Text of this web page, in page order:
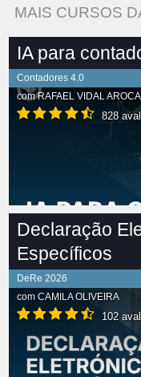
MAIS CURSOS
IA para
Contadores 4.0
comRAFAEL VIDAL AROCA
828
Declaração
Específicos
DeRe 2026
com CAMILA OLIVEIRA
102